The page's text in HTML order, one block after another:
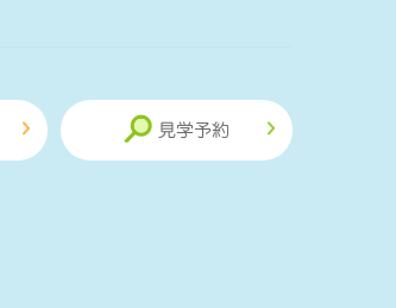
見学予約